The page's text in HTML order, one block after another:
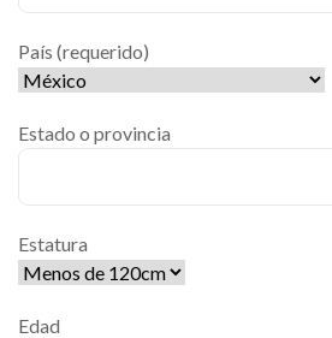
País (requerido)
Estado o provincia
Estatura
Edad